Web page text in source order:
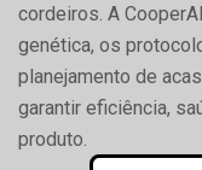
cordeiros. A
genética, os
planejamento de
garantir eficiência,
produto.